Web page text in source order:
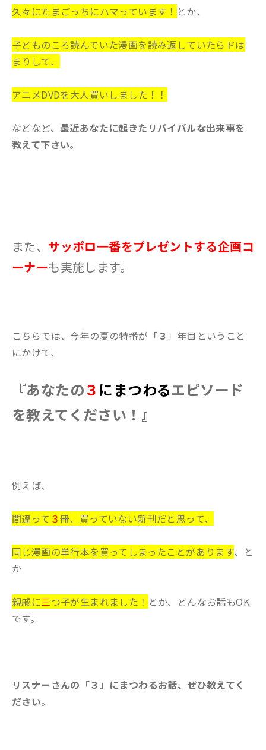
久々にたまごっちにハマっています！ とか、
子どものころ読んでいた漫画を読み返していたらドは
まりして、
アニメDVDを大人買いしました！！
などなど、 最近あなたに起きたリバイバルな出来事を
教えて下さい。
また、 サッポロ一番をプレゼントする企画コ
ーナーも実施します。
こちらでは、今年の夏の特番が「３ 」年目ということ
にかけて、
『あなたの３ にまつわるエピソード
を教えてください！』
例えば、
間違って ３冊、買っていない新刊だと思って、
同じ漫画の単行本を買ってしまったことがあります、と
か
親戚に三つ子が生まれました！ とか、どんなお話もOK
です。
リスナーさんの「３」にまつわるお話、ぜひ教えてく
ださい。